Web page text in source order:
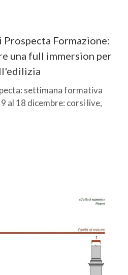
Prospecta Formazione:
una full immersion per
settimana formativa
al 18 dicembre: corsi live,